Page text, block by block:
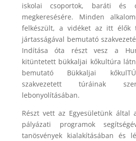
iskolai csoportok, baráti és
megkeresésére. Minden
felkészült, a vidéket az itt élők
jártasságával bemutató
Indítása óta részt vesz a
kitüntetett bükkaljai kőkultúra
bemutató Bükkaljai
szakvezetett túráinak
lebonyolításában.
Részt vett az Egyesületünk által
pályázati programok
tanösvények kialakításában és